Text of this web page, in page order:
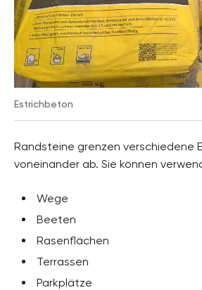
Estrichbeton
Randsteine grenzen verschiedene
voneinander ab. Sie können
Wege
Beeten
Rasenflächen
Terrassen
Parkplätze